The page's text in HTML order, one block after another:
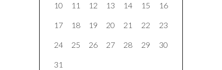
10 11 12 13 14 15 16
17 18 19 20 21 22 23
24 25 26 27 28 29 30
31